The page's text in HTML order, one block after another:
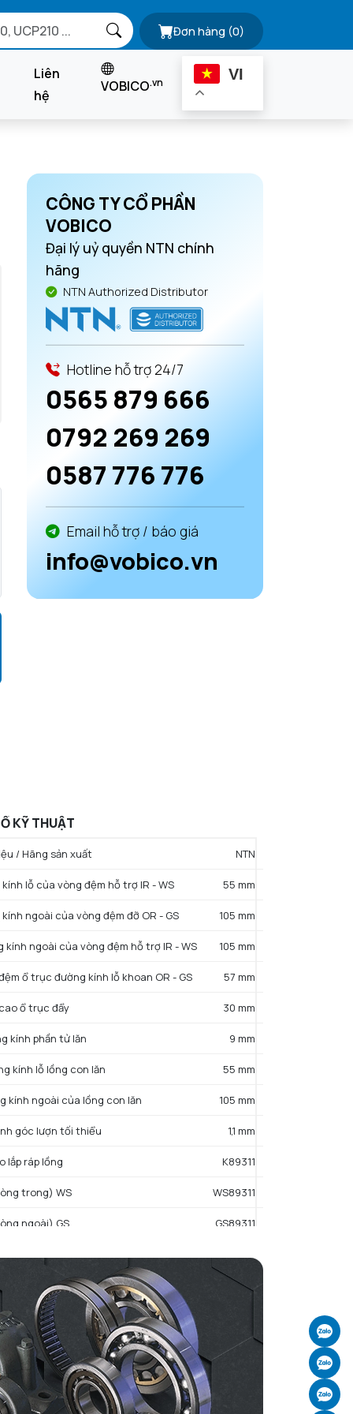
Đơn hàng (0)
Liên
hệ
VOBICO.vn VI
CÔNG TY CỔ PHẦN
VOBICO
Đại lý uỷ quyền NTN chính
hãng
NTN Authorized Distributor
Hotline hỗ trợ 24/7
0565 879 666
0792 269 269
0587 776 776
Email hỗ trợ / báo giá
info@vobico.vn
KỸ THUẬT
/ Hãng sản xuất NTN
lỗ của vòng đệm hỗ trợ IR - WS 55 mm
ngoài của vòng đệm đỡ OR - GS 105 mm
kính ngoài của vòng đệm hỗ trợ IR - WS 105 mm
đệm ổ trục đường kính lỗ khoan OR - GS 57 mm
ổ trục đẩy 30 mm
kính phần tử lăn 9 mm
kính lỗ lồng con lăn 55 mm
kính ngoài của lồng con lăn 105 mm
góc lượn tối thiểu 1,1 mm
lắp ráp lồng K89311
trong) WS WS89311
ngoài) GS GS89311
kính trong tham chiếu của con lăn
1,27 kg
lắp ráp lồng
trong) khối lượng WS